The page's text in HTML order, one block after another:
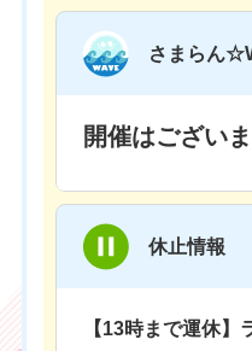
さまらん
開催はございま
休止情報
【13時まで運休】